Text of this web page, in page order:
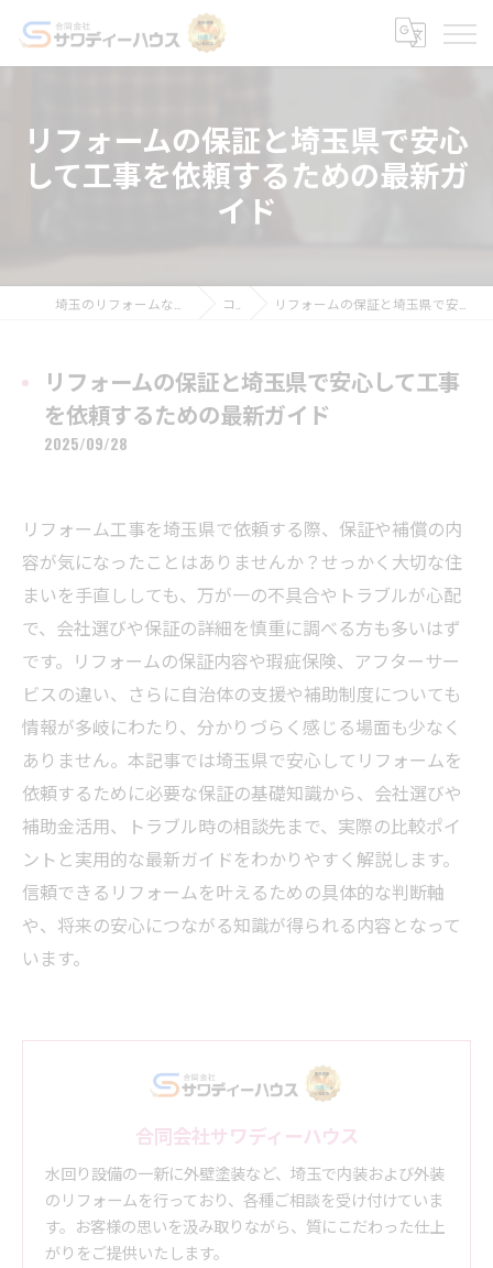
リフォームの保証と埼玉県で安心
して工事を依頼するための最新ガ
イド
コラム リフォームの保証と埼玉県で安心して工事を依頼するための最新ガイド
リフォームの保証と埼玉県で安心して工事
を依頼するための最新ガイド
2025/09/28
リフォーム工事を埼玉県で依頼する際、保証や補償の内
容が気になったことはありませんか？せっかく大切な住
まいを手直ししても、万が一の不具合やトラブルが心配
で、会社選びや保証の詳細を慎重に調べる方も多いはず
です。リフォームの保証内容や瑕疵保険、アフターサー
ビスの違い、さらに自治体の支援や補助制度についても
情報が多岐にわたり、分かりづらく感じる場面も少なく
ありません。本記事では埼玉県で安心してリフォームを
依頼するために必要な保証の基礎知識から、会社選びや
補助金活用、トラブル時の相談先まで、実際の比較ポイ
ントと実用的な最新ガイドをわかりやすく解説します。
信頼できるリフォームを叶えるための具体的な判断軸
や、将来の安心につながる知識が得られる内容となって
います。
合同会社サワディーハウス
水回り設備の一新に外壁塗装など、埼玉で内装および外装
のリフォームを行っており、各種ご相談を受け付けていま
す。お客様の思いを汲み取りながら、質にこだわった仕上
がりをご提供いたします。